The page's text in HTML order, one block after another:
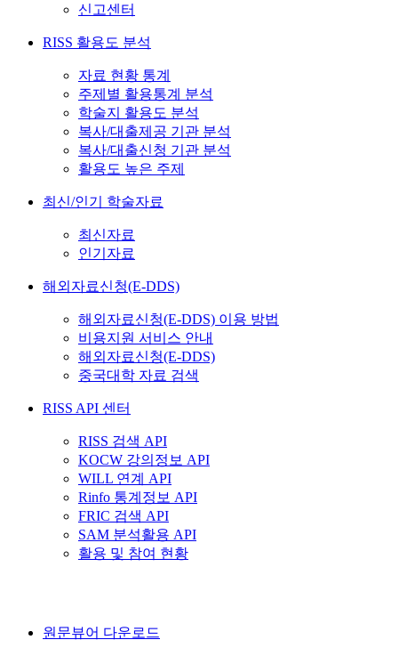
신고센터
RISS 활용도 분석
자료 현황 통계
주제별 활용통계 분석
학술지 활용도 분석
복사/대출제공 기관 분석
복사/대출신청 기관 분석
활용도 높은 주제
최신/인기 학술자료
최신자료
인기자료
해외자료신청(E-DDS)
해외자료신청(E-DDS) 이용 방법
비용지원 서비스 안내
해외자료신청(E-DDS)
중국대학 자료 검색
RISS API 센터
RISS 검색 API
KOCW 강의정보 API
WILL 연계 API
Rinfo 통계정보 API
FRIC 검색 API
SAM 분석활용 API
활용 및 참여 현황
원문뷰어 다운로드